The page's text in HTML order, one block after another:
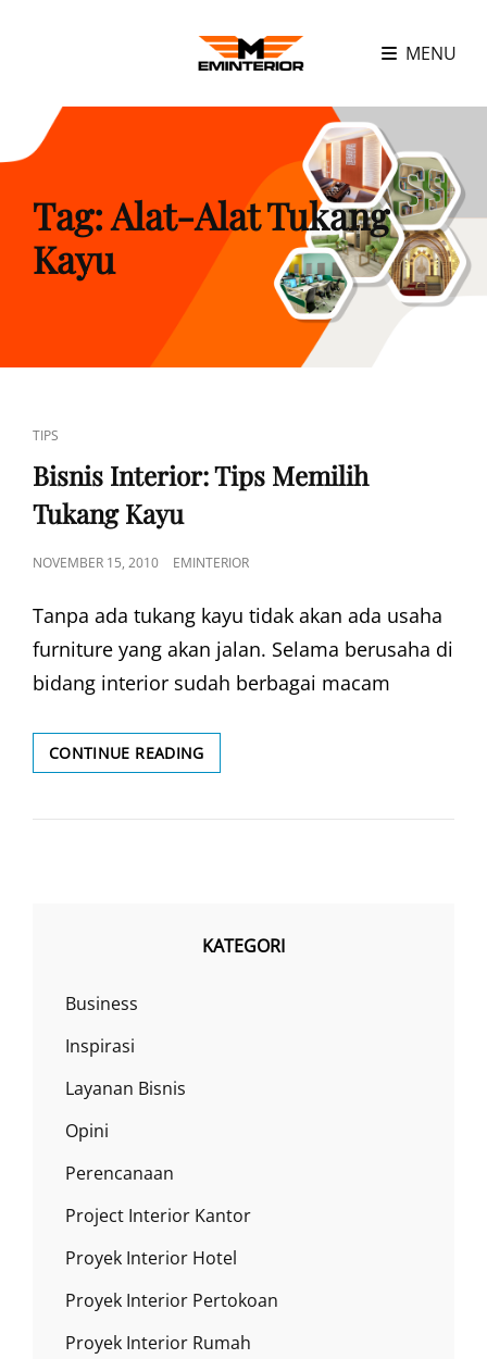
MENU
Tag:Alat-Alat Tukang
Kayu
CAT
LINKS
TIPS
Bisnis Interior: Tips Memilih
Tukang Kayu
POSTED
NOVEMBER 15, 2010 EMINTERIOR
Tanpa ada tukang kayu tidak akan ada usaha
furniture yang akan jalan. Selama berusaha di
bidang interior sudah berbagai macam
CONTINUE READINGBISNIS
INTERIOR:
MEMILIH
KATEGORI
Business
Inspirasi
Layanan Bisnis
Opini
Perencanaan
Project Interior Kantor
Proyek Interior Hotel
Proyek Interior Pertokoan
Proyek Interior Rumah